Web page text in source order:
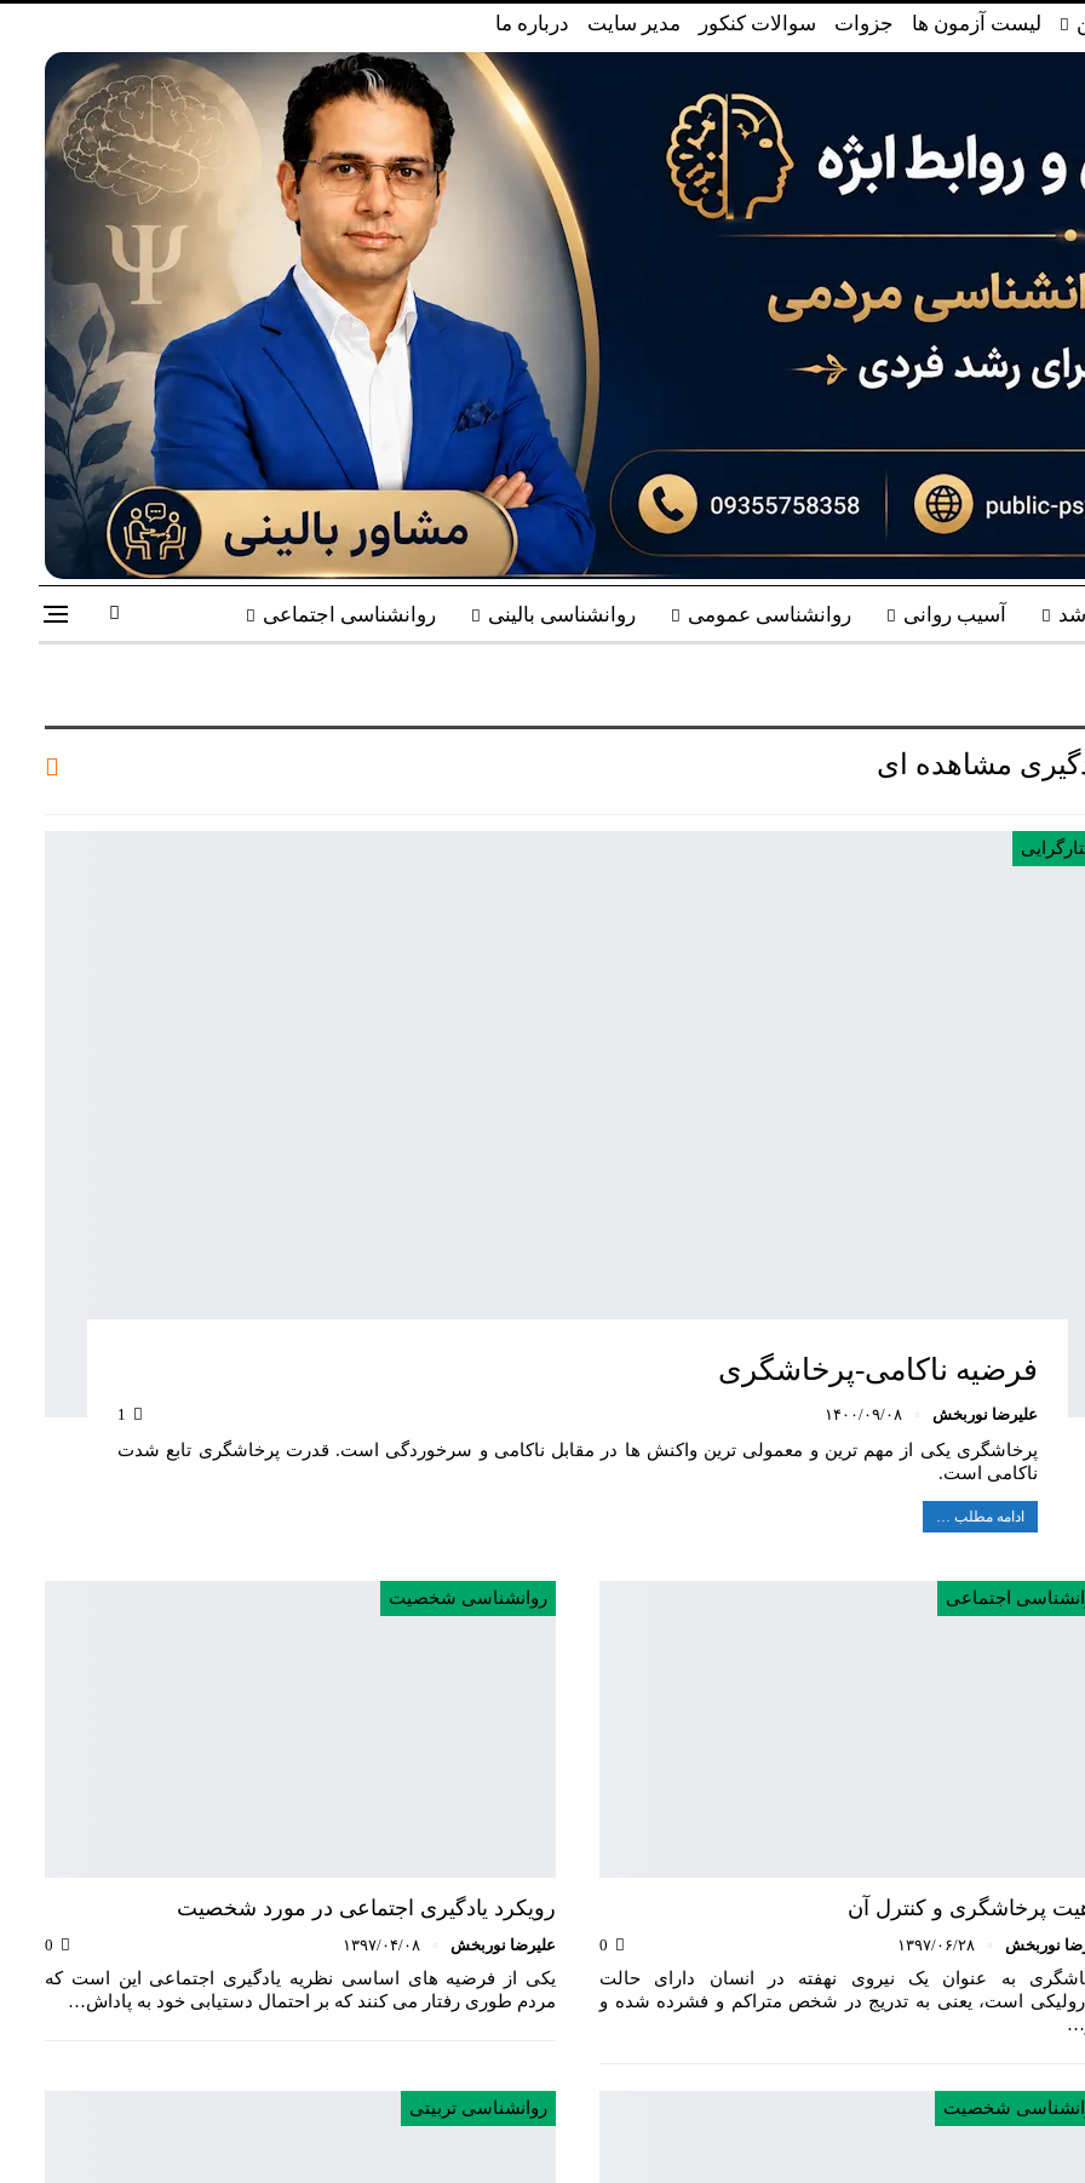
لیست آزمون ها جزوات سوالات کنکور مدیر سایت درباره ما
آسیب روانی روانشناسی عمومی روانشناسی بالینی روانشناسی اجتماعی
مشاهده ای
فرضیه ناکامی-پرخاشگری
علیرضا نوربخش ۱۴۰۰/۰۹/۰۸
پرخاشگری یکی از مهم ترین و معمولی ترین واکنش ها در مقابل ناکامی و سرخوردگی است. قدرت پرخاشگری تابع شدت
ناکامی است.
ادامه مطلب …
اجتماعی
پرخاشگری و کنترل آن
نوربخش ۱۳۹۷/۰۶/۲۸
به عنوان یک نیروی نهفته در انسان دارای حالت
است، یعنی به تدریج در شخص متراکم و فشرده شده و
روانشناسی شخصیت
رویکرد یادگیری اجتماعی در مورد شخصیت
علیرضا نوربخش ۱۳۹۷/۰۴/۰۸
یکی از فرضیه های اساسی نظریه یادگیری اجتماعی این است که
مردم طوری رفتار می کنند که بر احتمال دستیابی خود به پاداش…
شخصیت روانشناسی تربیتی